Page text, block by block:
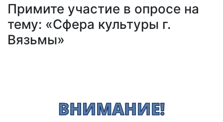
Примите участие в опросе на
тему: «Сфера культуры г.
Вязьмы»